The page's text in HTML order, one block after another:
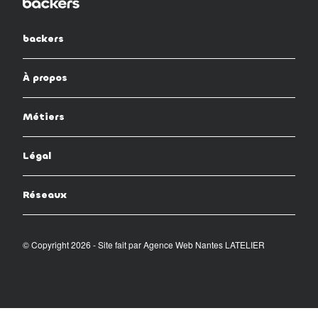
backers
À propos
Métiers
Légal
Réseaux
© Copyright 2026 - Site fait parAgence Web Nantes LATELIER